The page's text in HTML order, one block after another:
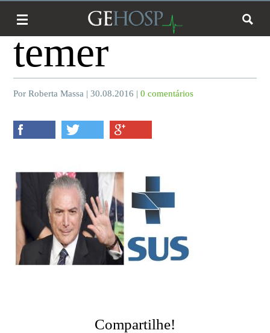
temer
Por Roberta Massa | 30.08.2016 |0 comentários
Compartilhe!